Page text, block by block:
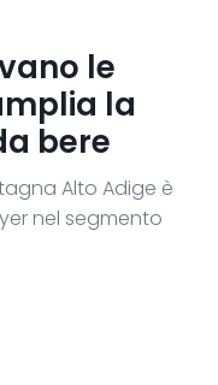
le
la
bere
Alto Adige è
nel segmento